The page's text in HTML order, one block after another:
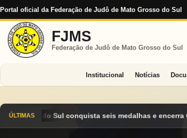
Portal oficial da Federação de Judô de Mato Grosso do Sul
FJMS
Federação de Judô de Mato Grosso do Sul
Institucional Notícias
ÚLTIMASe encerra Campeonato Brasileiro Cadete 2026